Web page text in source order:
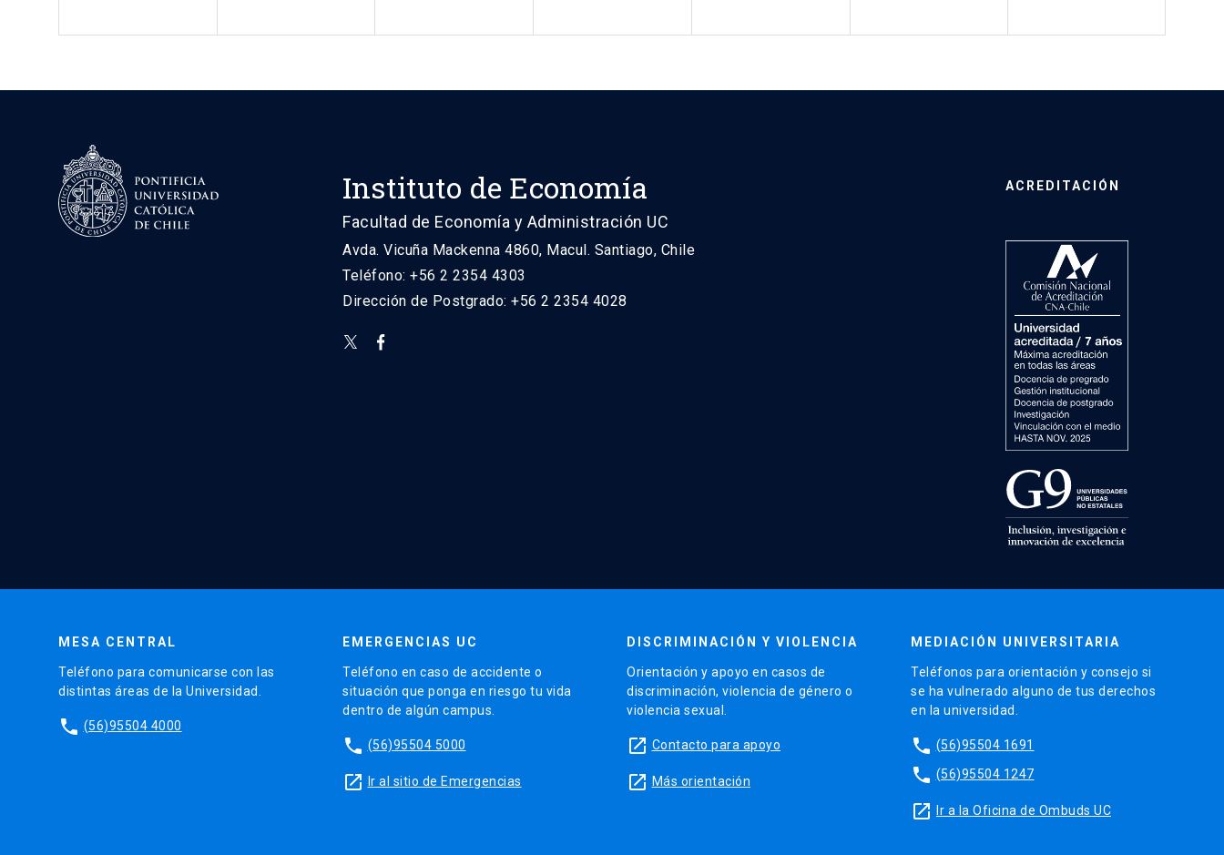
Instituto de Economía
Facultad de Economía y Administración UC
Avda. Vicuña Mackenna 4860, Macul. Santiago, Chile
Teléfono: +56 2 2354 4303
Dirección de Postgrado: +56 2 2354 4028
ACREDITACIÓN
MESA CENTRAL
Teléfono para comunicarse con las
distintas áreas de la Universidad.
phone (56)95504 4000
EMERGENCIAS UC
Teléfono en caso de accidente o
situación que ponga en riesgo tu vida
dentro de algún campus.
phone (56)95504 5000
launch Ir al sitio de Emergencias
DISCRIMINACIÓN Y VIOLENCIA
Orientación y apoyo en casos de
discriminación, violencia de género o
violencia sexual.
launch Contacto para apoyo
launch Más orientación
MEDIACIÓN UNIVERSITARIA
Teléfonos para orientación y consejo si
se ha vulnerado alguno de tus derechos
en la universidad.
phone (56)95504 1691
phone (56)95504 1247
launch Ir a la Oficina de Ombuds UC